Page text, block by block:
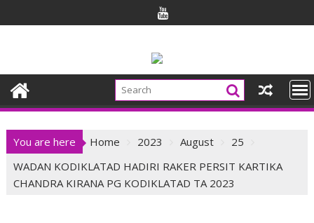
to
You are here Home 2023 August
25
WADAN KODIKLATAD HADIRI RAKER PERSIT KARTIKA
CHANDRA KIRANA PG KODIKLATAD TA 2023